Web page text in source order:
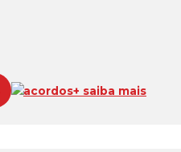
acordos+ saiba mais